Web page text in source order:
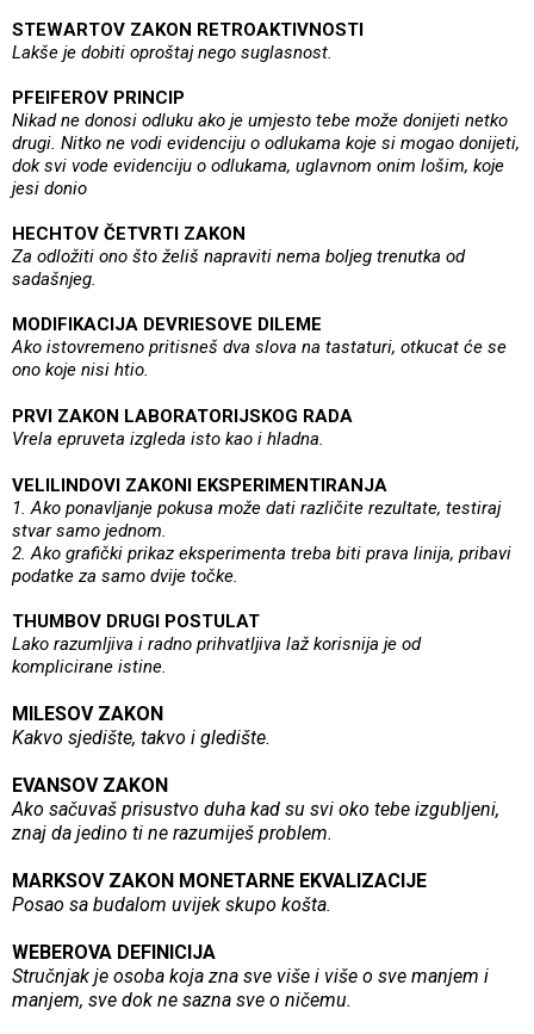
STEWARTOV ZAKON RETROAKTIVNOSTI
Lakše je dobiti oproštaj nego suglasnost.
PFEIFEROV PRINCIP
Nikad ne donosi odluku ako je umjesto tebe može donijeti netko
drugi. Nitko ne vodi evidenciju o odlukama koje si mogao donijeti,
dok svi vode evidenciju o odlukama, uglavnom onim lošim, koje
jesi donio
HECHTOV ČETVRTI ZAKON
Za odložiti ono što želiš napraviti nema boljeg trenutka od
sadašnjeg.
MODIFIKACIJA DEVRIESOVE DILEME
Ako istovremeno pritisneš dva slova na tastaturi, otkucat će se
ono koje nisi htio.
PRVI ZAKON LABORATORIJSKOG RADA
Vrela epruveta izgleda isto kao i hladna.
VELILINDOVI ZAKONI EKSPERIMENTIRANJA
1. Ako ponavljanje pokusa može dati različite rezultate, testiraj
stvar samo jednom.
2. Ako grafički prikaz eksperimenta treba biti prava linija, pribavi
podatke za samo dvije točke.
THUMBOV DRUGI POSTULAT
Lako razumljiva i radno prihvatljiva laž korisnija je od
komplicirane istine.
MILESOV ZAKON
Kakvo sjedište, takvo i gledište.
EVANSOV ZAKON
Ako sačuvaš prisustvo duha kad su svi oko tebe izgubljeni,
znaj da jedino ti ne razumiješ problem.
MARKSOV ZAKON MONETARNE EKVALIZACIJE
Posao sa budalom uvijek skupo košta.
WEBEROVA DEFINICIJA
Stručnjak je osoba koja zna sve više i više o sve manjem i
manjem, sve dok ne sazna sve o ničemu.